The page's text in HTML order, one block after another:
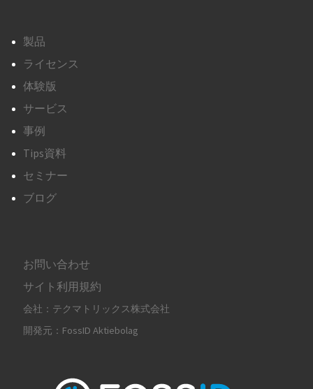
製品
ライセンス
体験版
サービス
事例
Tips資料
セミナー
ブログ
お問い合わせ
サイト利用規約
会社：テクマトリックス株式会社
開発元：FossID Aktiebolag